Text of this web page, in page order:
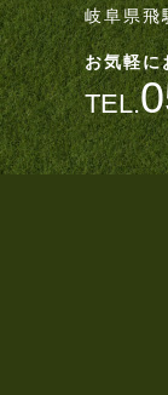
岐阜県
お気軽に
TEL.